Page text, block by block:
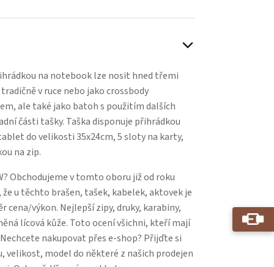
na notebook lze nosit hned třemi
v ruce nebo jako crossbody
ale také jako batoh s použitím dalších
části tašky. Taška disponuje přihrádkou
do velikosti 35x24cm, 5 sloty na karty,
na zip.
Obchodujeme v tomto oboru již od roku
že u těchto brašen, tašek, kabelek, aktovek je
cena/výkon. Nejlepší zipy, druky, karabiny,
lícová kůže. Toto ocení všichni, kteří mají
nakupovat přes e-shop? Přijďte si
velikost, model do některé z našich prodejen